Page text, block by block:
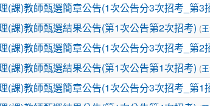
課)教師甄選簡章公告(1次公告分3次招考_第3
(課)教師甄選結果公告(第1次公告第2次招考) (
課)教師甄選簡章公告(1次公告分3次招考_第2
(課)教師甄選結果公告(第1次公告第1次招考) (
課)教師甄選簡章公告(1次公告分3次招考_第1